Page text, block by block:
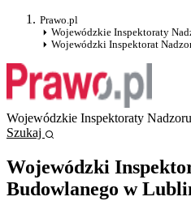
Prawo.pl
Wojewódzkie Inspektoraty
Wojewódzki Inspektorat
Wojewódzkie Inspektoraty
Szukaj
Wojewódzki
Budowlanego w